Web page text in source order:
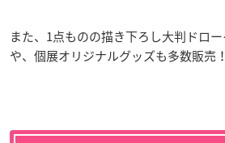
また、1点ものの描き下ろし大判ドロ
や、個展オリジナルグッズも多数販売！